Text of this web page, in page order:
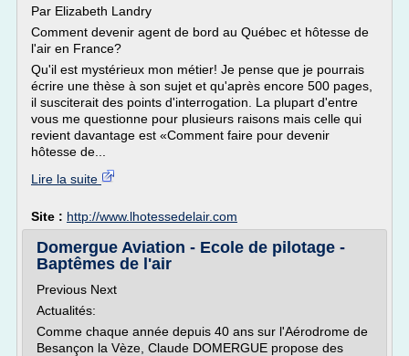
Par Elizabeth Landry
Comment devenir agent de bord au Québec et hôtesse de
l'air en France?
Qu'il est mystérieux mon métier! Je pense que je pourrais
écrire une thèse à son sujet et qu'après encore 500 pages,
il susciterait des points d'interrogation. La plupart d'entre
vous me questionne pour plusieurs raisons mais celle qui
revient davantage est «Comment faire pour devenir
hôtesse de...
Lire la suite
Site : http://www.lhotessedelair.com
Domergue Aviation - Ecole de pilotage -
Baptêmes de l'air
Previous Next
Actualités:
Comme chaque année depuis 40 ans sur l'Aérodrome de
Besançon la Vèze, Claude DOMERGUE propose des